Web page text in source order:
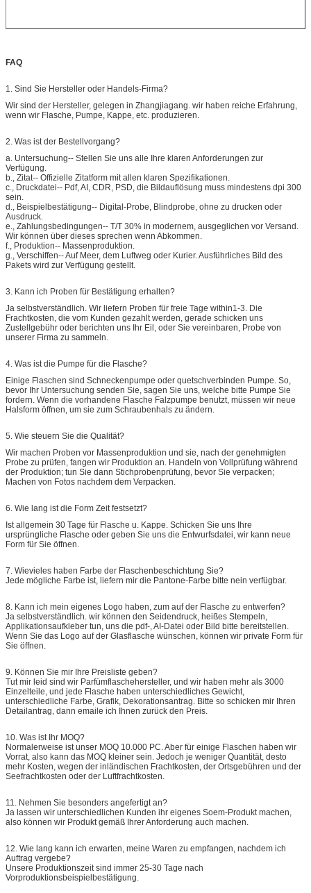
FAQ
1. Sind Sie Hersteller oder Handels-Firma?
Wir sind der Hersteller, gelegen in Zhangjiagang. wir haben reiche Erfahrung,
wenn wir Flasche, Pumpe, Kappe, etc. produzieren.
2. Was ist der Bestellvorgang?
a. Untersuchung-- Stellen Sie uns alle Ihre klaren Anforderungen zur
Verfügung.
b., Zitat-- Offizielle Zitatform mit allen klaren Spezifikationen.
c., Druckdatei-- Pdf, AI, CDR, PSD, die Bildauflösung muss mindestens dpi 300
sein.
d., Beispielbestätigung-- Digital-Probe, Blindprobe, ohne zu drucken oder
Ausdruck.
e., Zahlungsbedingungen-- T/T 30% in modernem, ausgeglichen vor Versand.
Wir können über dieses sprechen wenn Abkommen.
f., Produktion-- Massenproduktion.
g., Verschiffen-- Auf Meer, dem Luftweg oder Kurier. Ausführliches Bild des
Pakets wird zur Verfügung gestellt.
3. Kann ich Proben für Bestätigung erhalten?
Ja selbstverständlich. Wir liefern Proben für freie Tage within1-3. Die
Frachtkosten, die vom Kunden gezahlt werden, gerade schicken uns
Zustellgebühr oder berichten uns Ihr Eil, oder Sie vereinbaren, Probe von
unserer Firma zu sammeln.
4. Was ist die Pumpe für die Flasche?
Einige Flaschen sind Schneckenpumpe oder quetschverbinden Pumpe. So,
bevor Ihr Untersuchung senden Sie, sagen Sie uns, welche bitte Pumpe Sie
fordern. Wenn die vorhandene Flasche Falzpumpe benutzt, müssen wir neue
Halsform öffnen, um sie zum Schraubenhals zu ändern.
5. Wie steuern Sie die Qualität?
Wir machen Proben vor Massenproduktion und sie, nach der genehmigten
Probe zu prüfen, fangen wir Produktion an. Handeln von Vollprüfung während
der Produktion; tun Sie dann Stichprobenprüfung, bevor Sie verpacken;
Machen von Fotos nachdem dem Verpacken.
6. Wie lang ist die Form Zeit festsetzt?
Ist allgemein 30 Tage für Flasche u. Kappe. Schicken Sie uns Ihre
ursprüngliche Flasche oder geben Sie uns die Entwurfsdatei, wir kann neue
Form für Sie öffnen.
7. Wievieles haben Farbe der Flaschenbeschichtung Sie?
Jede mögliche Farbe ist, liefern mir die Pantone-Farbe bitte nein verfügbar.
8. Kann ich mein eigenes Logo haben, zum auf der Flasche zu entwerfen?
Ja selbstverständlich. wir können den Seidendruck, heißes Stempeln,
Applikationsaufkleber tun, uns die pdf-, AI-Datei oder Bild bitte bereitstellen.
Wenn Sie das Logo auf der Glasflasche wünschen, können wir private Form für
Sie öffnen.
9. Können Sie mir Ihre Preisliste geben?
Tut mir leid sind wir Parfümflaschehersteller, und wir haben mehr als 3000
Einzelteile, und jede Flasche haben unterschiedliches Gewicht,
unterschiedliche Farbe, Grafik, Dekorationsantrag. Bitte so schicken mir Ihren
Detailantrag, dann emaile ich Ihnen zurück den Preis.
10. Was ist Ihr MOQ?
Normalerweise ist unser MOQ 10.000 PC. Aber für einige Flaschen haben wir
Vorrat, also kann das MOQ kleiner sein. Jedoch je weniger Quantität, desto
mehr Kosten, wegen der inländischen Frachtkosten, der Ortsgebühren und der
Seefrachtkosten oder der Luftfrachtkosten.
11. Nehmen Sie besonders angefertigt an?
Ja lassen wir unterschiedlichen Kunden ihr eigenes Soem-Produkt machen,
also können wir Produkt gemäß Ihrer Anforderung auch machen.
12. Wie lang kann ich erwarten, meine Waren zu empfangen, nachdem ich
Auftrag vergebe?
Unsere Produktionszeit sind immer 25-30 Tage nach
Vorproduktionsbeispielbestätigung.